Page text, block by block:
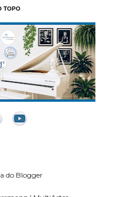
TOPO
do Blogger